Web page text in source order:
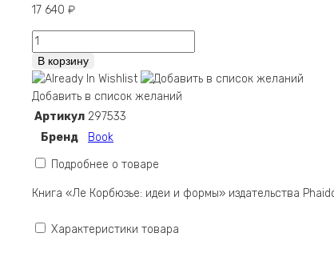
17 640 ₽
Количество
Le
Corbusier:
Ideas
&
Forms
(New
Edition)
В корзину
Добавить в список желаний
Артикул 297533
Бренд
Book
Подробнее о товаре
Книга «Ле Корбюзье: идеи и формы» издательства
Характеристики товара